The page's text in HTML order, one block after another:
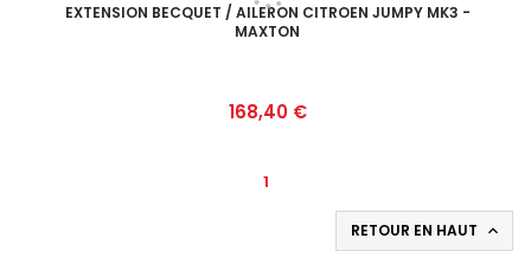
EXTENSION BECQUET / AILERON CITROEN JUMPY MK3 -
MAXTON
Prix
168,40 €
1
RETOUR EN HAUT 